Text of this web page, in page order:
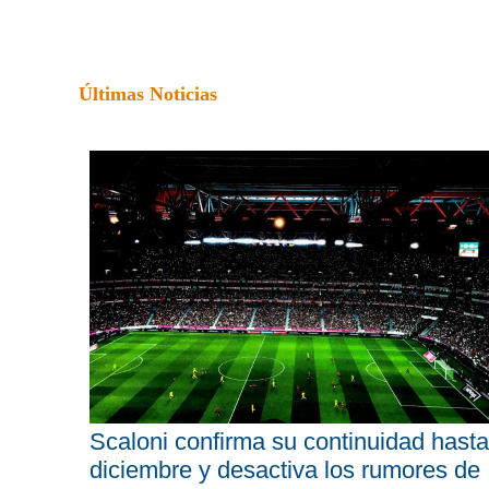
Últimas Noticias
Scaloni confirma su continuidad hasta
diciembre y desactiva los rumores de